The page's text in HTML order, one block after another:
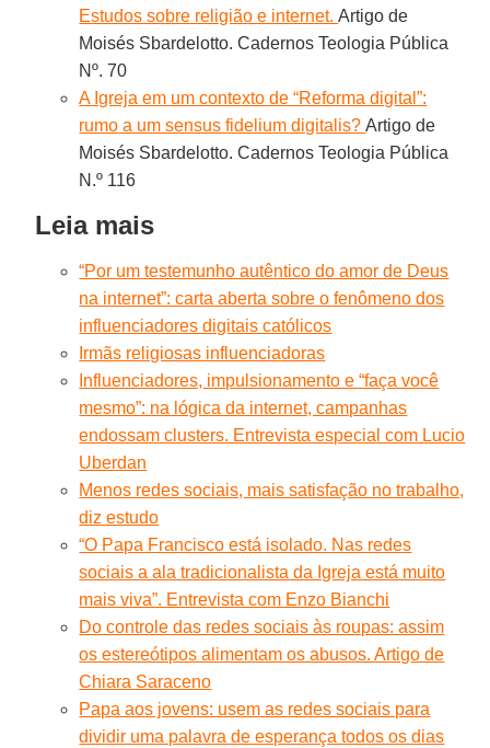
Estudos sobre religião e internet.Artigo de
Moisés Sbardelotto. Cadernos Teologia Pública
Nº. 70
A Igreja em um contexto de “Reforma digital”:
rumo a um sensus fidelium digitalis?Artigo de
Moisés Sbardelotto. Cadernos Teologia Pública
N.º 116
Leia mais
“Por um testemunho autêntico do amor de Deus
na internet”: carta aberta sobre o fenômeno dos
influenciadores digitais católicos
Irmãs religiosas influenciadoras
Influenciadores, impulsionamento e “faça você
mesmo”: na lógica da internet, campanhas
endossam clusters. Entrevista especial com Lucio
Uberdan
Menos redes sociais, mais satisfação no trabalho,
diz estudo
“O Papa Francisco está isolado. Nas redes
sociais a ala tradicionalista da Igreja está muito
mais viva”. Entrevista com Enzo Bianchi
Do controle das redes sociais às roupas: assim
os estereótipos alimentam os abusos. Artigo de
Chiara Saraceno
Papa aos jovens: usem as redes sociais para
dividir uma palavra de esperança todos os dias